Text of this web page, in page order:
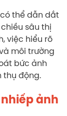
có thể dẫn dắt
sâu thị
việc hiểu rõ
môi trường
bức ảnh
thụ động.
ảnh